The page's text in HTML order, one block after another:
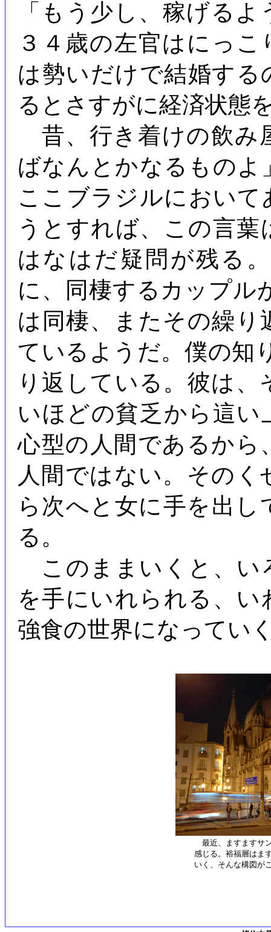
「もう少し、稼げる
３４歳の左官はにっ
は勢いだけで結婚す
るとさすがに経済状態
昔、行き着けの飲み
ばなんとかなるもの
ここブラジルにおい
うとすれば、この言
はなはだ疑問が残る
に、同棲するカップル
は同棲、またその繰
ているようだ。僕の知
り返している。彼は
いほどの貧乏から這
心型の人間であるから
人間ではない。その
ら次へと女に手を出
る。
このままいくと、い
を手にいれられる、
強食の世界になってい
最近、ますますサ
感じる。裕福層はま
いく、そんな構図が